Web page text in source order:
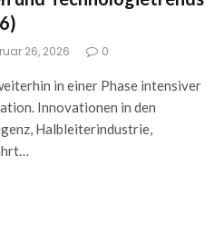
26, 2026 0
in einer Phase intensiver
Innovationen in den
Halbleiterindustrie,